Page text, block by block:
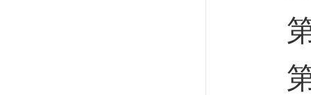
第
第